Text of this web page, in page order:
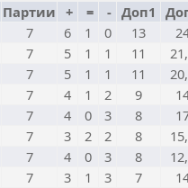
Партии + = - Доп1
7 6 1 0 13
7 5 1 1 11
7 5 1 1 11
7 4 1 2 9
7 4 0 3 8
7 3 2 2 8
7 4 0 3 8
7 3 1 3 7